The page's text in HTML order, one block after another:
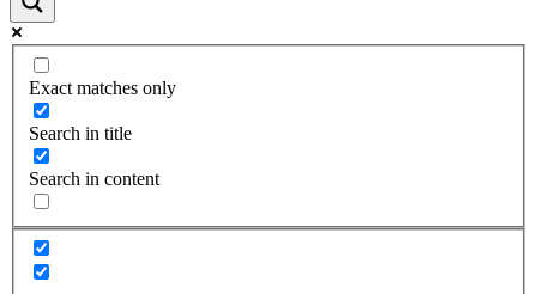
Exact matches only
Search in title
Search in content